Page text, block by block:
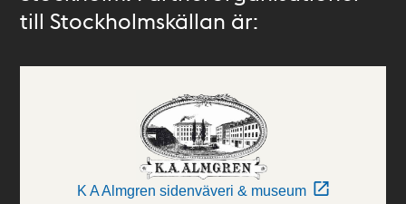
till Stockholmskällan är:
K A Almgren sidenväveri & museum